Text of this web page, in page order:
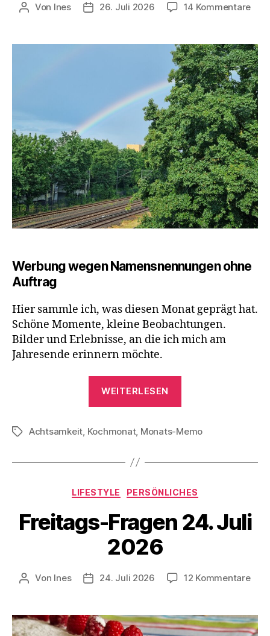
Beitragsautor
Von Ines Veröffentlichungsdatum
26. Juli 2026 14 Kommentarezu
Juli
Werbung wegen Namensnennungen ohne
Auftrag
Hier sammle ich, was diesen Monat geprägt hat.
Schöne Momente, kleine Beobachtungen.
Bilder und Erlebnisse, an die ich mich am
Jahresende erinnern möchte.
WEITERLESEN
2026“
Schlagwörter
Achtsamkeit Kochmonat, Monats-Memo
Kategorien
LIFESTYLE PERSÖNLICHES
Freitags-Fragen 24. Juli
2026
Beitragsautor
Von Ines Veröffentlichungsdatum
24. Juli 2026 12 Kommentarezu
24.
Juli